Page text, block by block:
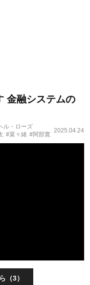
金融システムの
ル・ローズ
#菜々緒 #阿部寛
2025.04.24
（3）